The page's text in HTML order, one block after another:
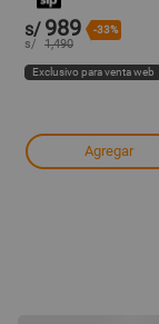
s/ 989 -33%
s/ 1,490
Exclusivo para venta web
Agregar